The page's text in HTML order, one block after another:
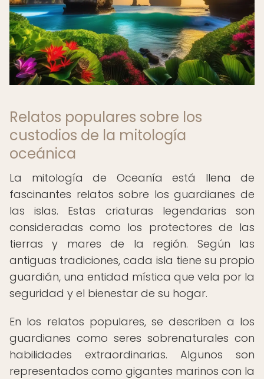
Relatos populares sobre los
custodios de la mitología
oceánica
La mitología de Oceanía está llena de
fascinantes relatos sobre los guardianes de
las islas. Estas criaturas legendarias son
consideradas como los protectores de las
tierras y mares de la región. Según las
antiguas tradiciones, cada isla tiene su propio
guardián, una entidad mística que vela por la
seguridad y el bienestar de su hogar.
En los relatos populares, se describen a los
guardianes como seres sobrenaturales con
habilidades extraordinarias. Algunos son
representados como gigantes marinos con la